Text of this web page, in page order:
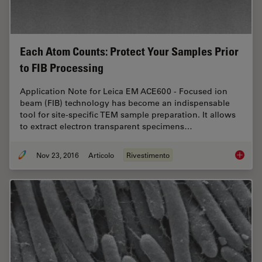
Each Atom Counts: Protect Your Samples Prior
to FIB Processing
Application Note for Leica EM ACE600 - Focused ion
beam (FIB) technology has become an indispensable
tool for site-specific TEM sample preparation. It allows
to extract electron transparent specimens…
Nov 23, 2016 Articolo Rivestimento Each